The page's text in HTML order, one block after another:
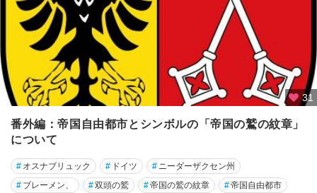
ク
ブ
ル
ク
ハ
・
ミ
31
番外編：帝国自由都市とシンボルの「帝国の鷲の紋章」
について
# オスナブリュック # ドイツ # ニーダーザクセン州
# ブレーメン、 #双頭の鷲 #帝国の鷲の紋章 #帝国自由都市